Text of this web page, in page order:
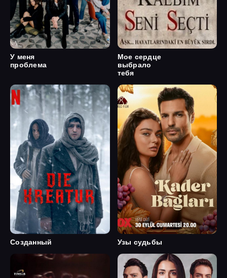
У меня
проблема
Мое сердце
выбрало
тебя
Созданный Узы судьбы